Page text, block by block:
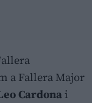
a Fallera Major
Cardona i